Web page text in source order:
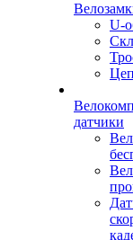
U-
датчики